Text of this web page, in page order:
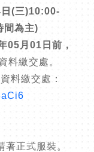
(三)10:00-
間為主)
05月01日前，
料繳交處。
料繳交處：
正式服裝。